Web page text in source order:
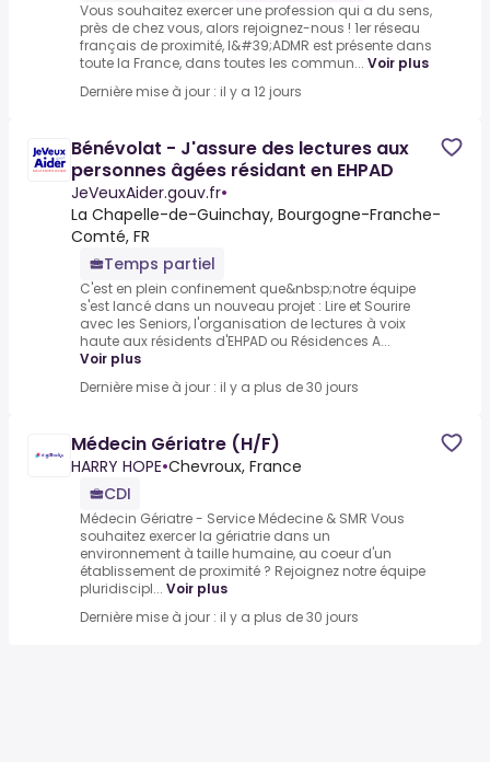
Vous souhaitez exercer une profession qui a du sens,
près de chez vous, alors rejoignez-nous ! 1er réseau
français de proximité, l&#39;ADMR est présente dans
toute la France, dans toutes les commun... Voir plus
Dernière mise à jour : il y a 12 jours
Bénévolat - J'assure des lectures aux
personnes âgées résidant en EHPAD
JeVeuxAider.gouv.fr•
La Chapelle-de-Guinchay, Bourgogne-Franche-
Comté, FR
Temps partiel
C'est en plein confinement que&nbsp;notre équipe
s'est lancé dans un nouveau projet : Lire et Sourire
avec les Seniors, l'organisation de lectures à voix
haute aux résidents d'EHPAD ou Résidences A...
Voir plus
Dernière mise à jour : il y a plus de 30 jours
Médecin Gériatre (H/F)
HARRY HOPE•Chevroux, France
CDI
Médecin Gériatre - Service Médecine & SMR Vous
souhaitez exercer la gériatrie dans un
environnement à taille humaine, au coeur d'un
établissement de proximité ? Rejoignez notre équipe
pluridiscipl... Voir plus
Dernière mise à jour : il y a plus de 30 jours